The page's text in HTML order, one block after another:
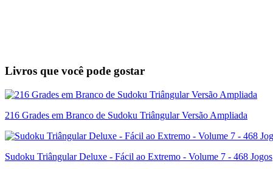
Livros que você pode gostar
216 Grades em Branco de Sudoku Triângular Versão Ampliada
Sudoku Triângular Deluxe - Fácil ao Extremo - Volume 7 - 468 Jogos